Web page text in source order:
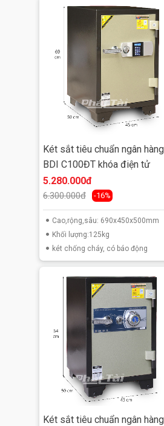
Tính năng:
- Két sắt có thành phần
- Két được trang bị một
- Sự kết hợp giữa khóa
- Két sắt có khả năng
✔ SGS Iso 9001:2015
✔ Chứng nhận số: VN 16/
✔ Chứng nhận VINCAS
✔ TCCS 01:2010/
Két sắt tiêu chuẩn ngân hàng
BDI C100ĐT khóa điện tử
5.280.000đ
6.300.000đ -16%
Cao,rộng,sâu: 690x450x500mm
Khối lượng:125kg
két chống cháy, có báo động
Két sắt tiêu chuẩn ngân hàng